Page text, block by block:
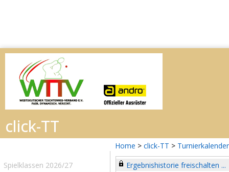
Home > click-TT > Turnierkalender
Spielklassen 2026/27
Ergebnishistorie freischalten ...